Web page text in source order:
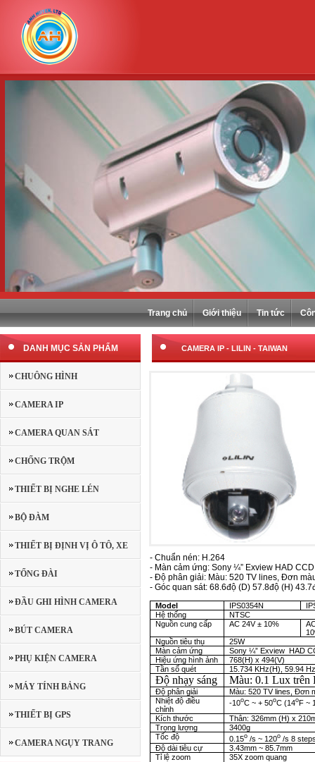
Trang chủ Giới thiệu Tin tức
DANH MỤC SẢN PHẨM
CHUÔNG HÌNH
CAMERA IP
CAMERA QUAN SÁT
CHỐNG TRỘM
THIẾT BỊ NGHE LÉN
BỘ ĐÀM
THIẾT BỊ ĐỊNH VỊ Ô TÔ, XE
MÁY
TỔNG ĐÀI
ĐẦU GHI HÌNH CAMERA
BÚT CAMERA
PHỤ KIỆN CAMERA
MÁY TÍNH BẢNG
THIẾT BỊ GPS
CAMERA NGỤY TRANG
CAMERA IP- LILIN - TAIWAN
- Chuẩn nén: H.264
- Màn cảm ứng: Sony ¼” Exview HAD CCD
- Độ phân giải: Màu: 520 TV lines, Đơn
- Góc quan sát: 68.6độ (D) 57.8độ (H)
Model IPS0354N
Hệ thống
NTSC
Nguồn cung cấp
AC 24V ± 10%
Nguồn tiêu thụ
25W
Màn cảm ứng
Sony ¼” Exview HAD
Hiệu ứng hình ảnh
768(H) x 494(V)
Tần số quét
15.734 KHz(H), 59.94
Độ nhạy sáng Màu: 0.1 Lux trên
Độ phân giải
Màu: 520 TV lines, Đơn
Nhiệt độ điều
chỉnh
-10oC ~ + 50oC (14oF ~
Kích thước
Thân: 326mm (H) x
Trọng lượng
3400g
Tốc độ
0.15o /s ~ 120o /s 8
Độ dài tiêu cự
3.43mm ~ 85.7mm
Tỉ lệ zoom
35X zoom quang